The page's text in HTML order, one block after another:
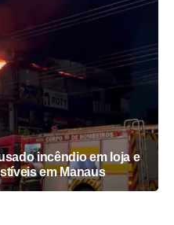
incêndio em loja e
em Manaus